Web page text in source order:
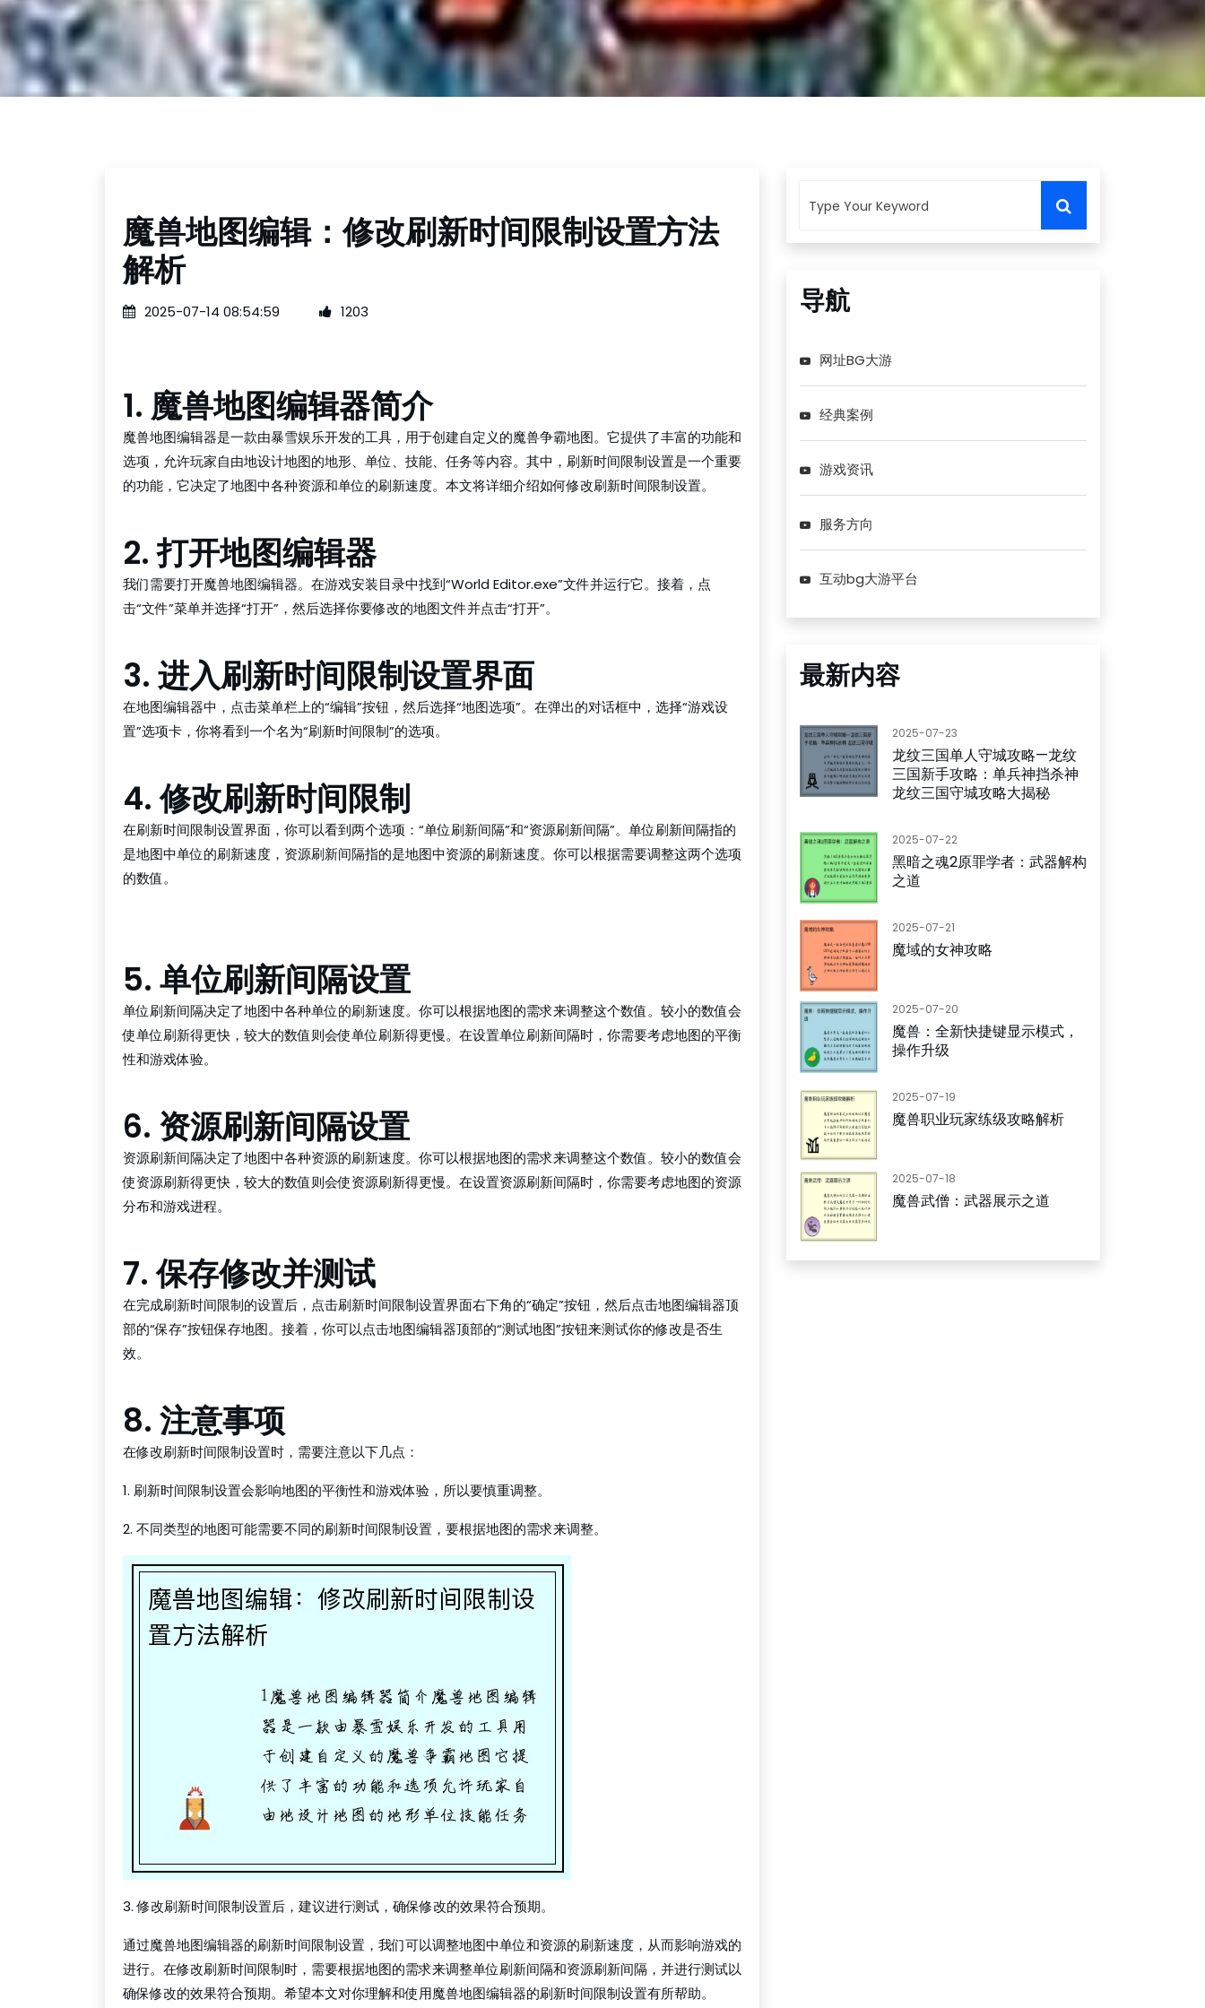
魔兽地图编辑：修改刷新时间限制设置方法
解析
2025-07-14 08:54:59 1203
1. 魔兽地图编辑器简介
魔兽地图编辑器是一款由暴雪娱乐开发的工具，用于创建自定义的魔兽争霸地图。它提供了丰富的功能和
选项，允许玩家自由地设计地图的地形、单位、技能、任务等内容。其中，刷新时间限制设置是一个重要
的功能，它决定了地图中各种资源和单位的刷新速度。本文将详细介绍如何修改刷新时间限制设置。
2. 打开地图编辑器
我们需要打开魔兽地图编辑器。在游戏安装目录中找到“World Editor.exe”文件并运行它。接着，点
击“文件”菜单并选择“打开”，然后选择你要修改的地图文件并点击“打开”。
3. 进入刷新时间限制设置界面
在地图编辑器中，点击菜单栏上的“编辑”按钮，然后选择“地图选项”。在弹出的对话框中，选择“游戏设
置”选项卡，你将看到一个名为“刷新时间限制”的选项。
4. 修改刷新时间限制
在刷新时间限制设置界面，你可以看到两个选项：“单位刷新间隔”和“资源刷新间隔”。单位刷新间隔指的
是地图中单位的刷新速度，资源刷新间隔指的是地图中资源的刷新速度。你可以根据需要调整这两个选项
的数值。
5. 单位刷新间隔设置
单位刷新间隔决定了地图中各种单位的刷新速度。你可以根据地图的需求来调整这个数值。较小的数值会
使单位刷新得更快，较大的数值则会使单位刷新得更慢。在设置单位刷新间隔时，你需要考虑地图的平衡
性和游戏体验。
6. 资源刷新间隔设置
资源刷新间隔决定了地图中各种资源的刷新速度。你可以根据地图的需求来调整这个数值。较小的数值会
使资源刷新得更快，较大的数值则会使资源刷新得更慢。在设置资源刷新间隔时，你需要考虑地图的资源
分布和游戏进程。
7. 保存修改并测试
在完成刷新时间限制的设置后，点击刷新时间限制设置界面右下角的“确定”按钮，然后点击地图编辑器顶
部的“保存”按钮保存地图。接着，你可以点击地图编辑器顶部的“测试地图”按钮来测试你的修改是否生
效。
8. 注意事项
在修改刷新时间限制设置时，需要注意以下几点：
1. 刷新时间限制设置会影响地图的平衡性和游戏体验，所以要慎重调整。
2. 不同类型的地图可能需要不同的刷新时间限制设置，要根据地图的需求来调整。
3. 修改刷新时间限制设置后，建议进行测试，确保修改的效果符合预期。
通过魔兽地图编辑器的刷新时间限制设置，我们可以调整地图中单位和资源的刷新速度，从而影响游戏的
进行。在修改刷新时间限制时，需要根据地图的需求来调整单位刷新间隔和资源刷新间隔，并进行测试以
确保修改的效果符合预期。希望本文对你理解和使用魔兽地图编辑器的刷新时间限制设置有所帮助。
导航
网址BG大游
经典案例
游戏资讯
服务方向
互动bg大游平台
最新内容
2025-07-23
龙纹三国单人守城攻略—龙纹
三国新手攻略：单兵神挡杀神
龙纹三国守城攻略大揭秘
2025-07-22
黑暗之魂2原罪学者：武器解构
之道
2025-07-21
魔域的女神攻略
2025-07-20
魔兽：全新快捷键显示模式，
操作升级
2025-07-19
魔兽职业玩家练级攻略解析
2025-07-18
魔兽武僧：武器展示之道